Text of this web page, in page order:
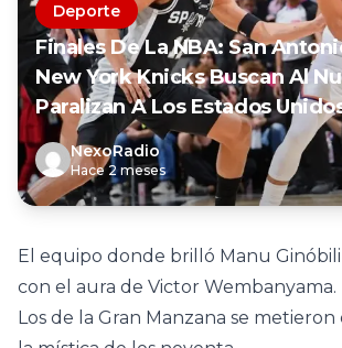
Deporte
Finales De La NBA: San
New York Knicks Buscan Al
Paralizan A Los Estados
NexoRadio
Hace 2 meses
El equipo donde brilló Manu
con el aura de Victor Wembanyama.
Los de la Gran Manzana se